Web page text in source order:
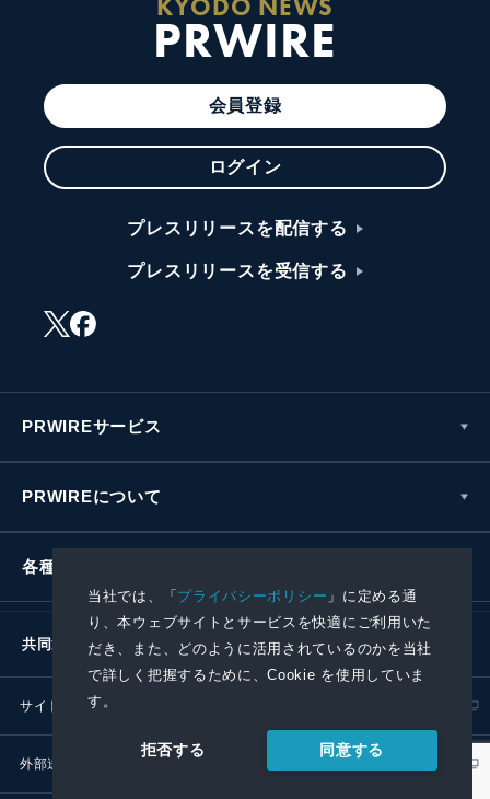
当社では、「プライバシーポリシー 」に定める通
り、本ウェブサイトとサービスを快適にご利用いた
だき、また、どのように活用されているのかを当社
で詳しく把握するために、Cookie を使用していま
す。
拒否する 同意する
PRWIRE
会員登録
ログイン
プレスリリースを配信する
プレスリリースを受信する
PRWIREサービス
PRWIREについて
各種お問い合わせ
共同通信社グループ
サイトポリシー
外部送信ポリシー プレスリリース取扱基準